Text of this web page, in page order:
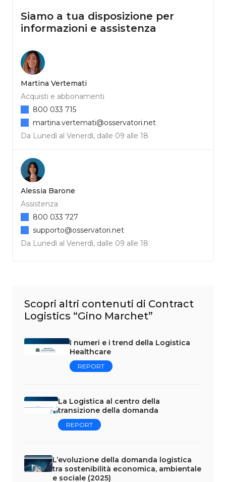
Siamo a tua disposizione per
informazioni e assistenza
Martina Vertemati
Acquisti e abbonamenti
Da Lunedì al Venerdì, dalle 09 alle 18
800 033 715
martina.vertemati@osservatori.net
Alessia Barone
Assistenza
Da Lunedì al Venerdì, dalle 09 alle 18
800 033 727
supporto@osservatori.net
Scopri altri contenuti di Contract
Logistics “Gino Marchet”
I numeri e i trend della Logistica
Healthcare
REPORT
La Logistica al centro della
transizione della domanda
REPORT
L’evoluzione della domanda logistica
tra sostenibilità economica, ambientale
e sociale (2025)